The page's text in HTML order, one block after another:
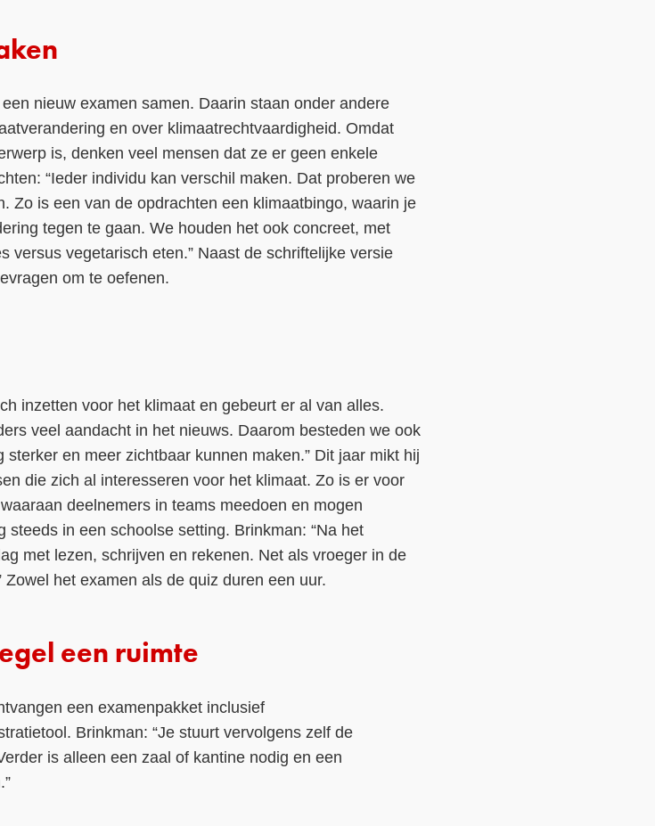
nieuw examen samen. Daarin staan onder andere
en over klimaatrechtvaardigheid. Omdat
is, denken veel mensen dat ze er geen enkele
“Ieder individu kan verschil maken. Dat proberen we
Zo is een van de opdrachten een klimaatbingo, waarin je
tegen te gaan. We houden het ook concreet, met
versus vegetarisch eten.” Naast de schriftelijke versie
om te oefenen.
inzetten voor het klimaat en gebeurt er al van alles.
veel aandacht in het nieuws. Daarom besteden we ook
en meer zichtbaar kunnen maken.” Dit jaar mikt hij
die zich al interesseren voor het klimaat. Zo is er voor
deelnemers in teams meedoen en mogen
in een schoolse setting. Brinkman: “Na het
met lezen, schrijven en rekenen. Net als vroeger in de
het examen als de quiz duren een uur.
een ruimte
een examenpakket inclusief
Brinkman: “Je stuurt vervolgens zelf de
is alleen een zaal of kantine nodig en een